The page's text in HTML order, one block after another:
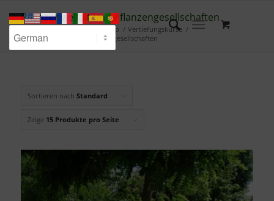
Pflanzenvielfalt und Pflanzengesellschaften
Shop / Vertiefungskurse /
Pflanzenvielfalt und Pflanzengesellschaften
Sortieren nach Standard
Zeige 15 Produkte pro Seite